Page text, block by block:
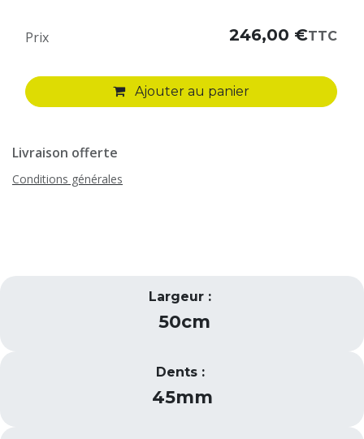
Ajouter au panier
Prix 246,00 €TTC
Livraison offerte
Conditions générales
Largeur :
50cm
Dents :
45mm